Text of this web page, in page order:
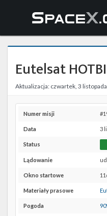
Wiadomości
Baza wiedzy
Starlink
Starship
Na żywo
Facebook
Eutelsat
Aktualizacja: czwartek, 3
Numer misji
Data 3
Status
Lądowanie
Okno startowe
Materiały prasowe
Pogoda